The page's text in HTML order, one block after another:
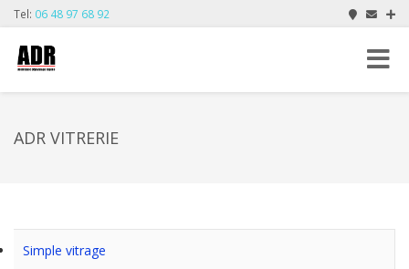
Tel: 06 48 97 68 92
Toggle
ADR VITRERIE
Simple vitrage